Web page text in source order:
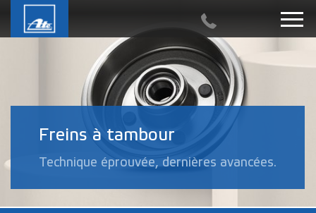
Freins à tambour
Technique éprouvée, dernières avancées.